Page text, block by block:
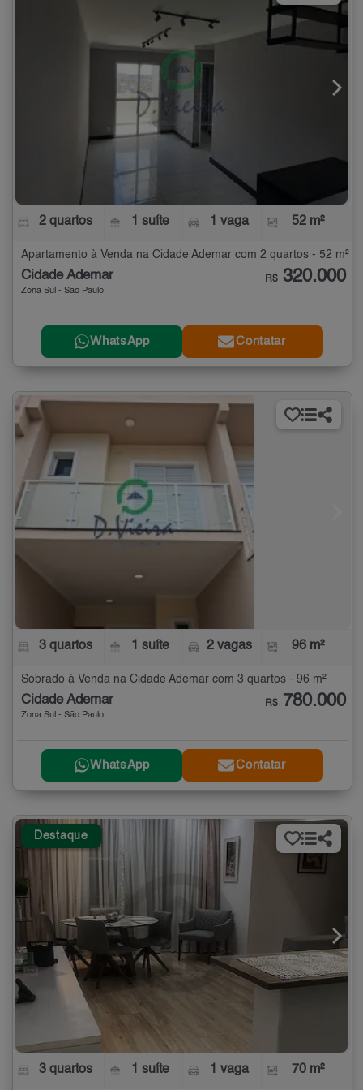
2 quartos 1 suíte 1 vaga 52 m²
Apartamento à Venda na Cidade Ademar com 2 quartos - 52 m²
Cidade Ademar
Zona Sul - São Paulo
R$ 320.000
WhatsApp Contatar
3 quartos 1 suíte 2 vagas 96 m²
Sobrado à Venda na Cidade Ademar com 3 quartos - 96 m²
Cidade Ademar
Zona Sul - São Paulo
R$ 780.000
WhatsApp Contatar
Destaque
3 quartos 1 suíte 1 vaga 70 m²